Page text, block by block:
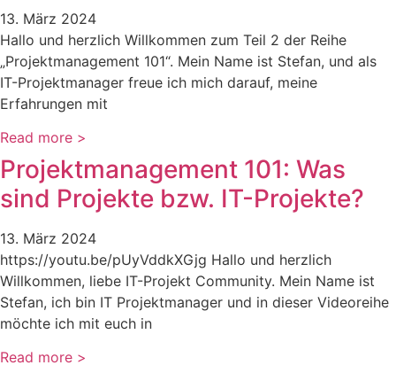
13. März 2024
Hallo und herzlich Willkommen zum Teil 2 der Reihe
„Projektmanagement 101“. Mein Name ist Stefan, und als
IT-Projektmanager freue ich mich darauf, meine
Erfahrungen mit
Read more >
Projektmanagement 101: Was
sind Projekte bzw. IT-Projekte?
13. März 2024
https://youtu.be/pUyVddkXGjg Hallo und herzlich
Willkommen, liebe IT-Projekt Community. Mein Name ist
Stefan, ich bin IT Projektmanager und in dieser Videoreihe
möchte ich mit euch in
Read more >